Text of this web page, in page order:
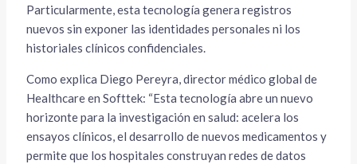
Particularmente, esta tecnología genera registros
nuevos sin exponer las identidades personales ni los
historiales clínicos confidenciales.
Como explica Diego Pereyra, director médico global de
Healthcare en Softtek: “Esta tecnología abre un nuevo
horizonte para la investigación en salud: acelera los
ensayos clínicos, el desarrollo de nuevos medicamentos y
permite que los hospitales construyan redes de datos